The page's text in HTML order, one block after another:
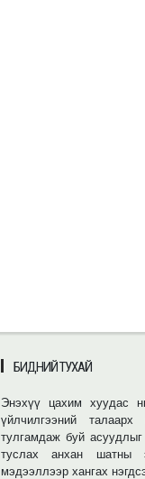
БИДНИЙ ТУХАЙ
Энэхүү цахим хуудас
үйлчилгээний
тулгамдаж буй
туслах анхан шатны
мэдээллээр хангах